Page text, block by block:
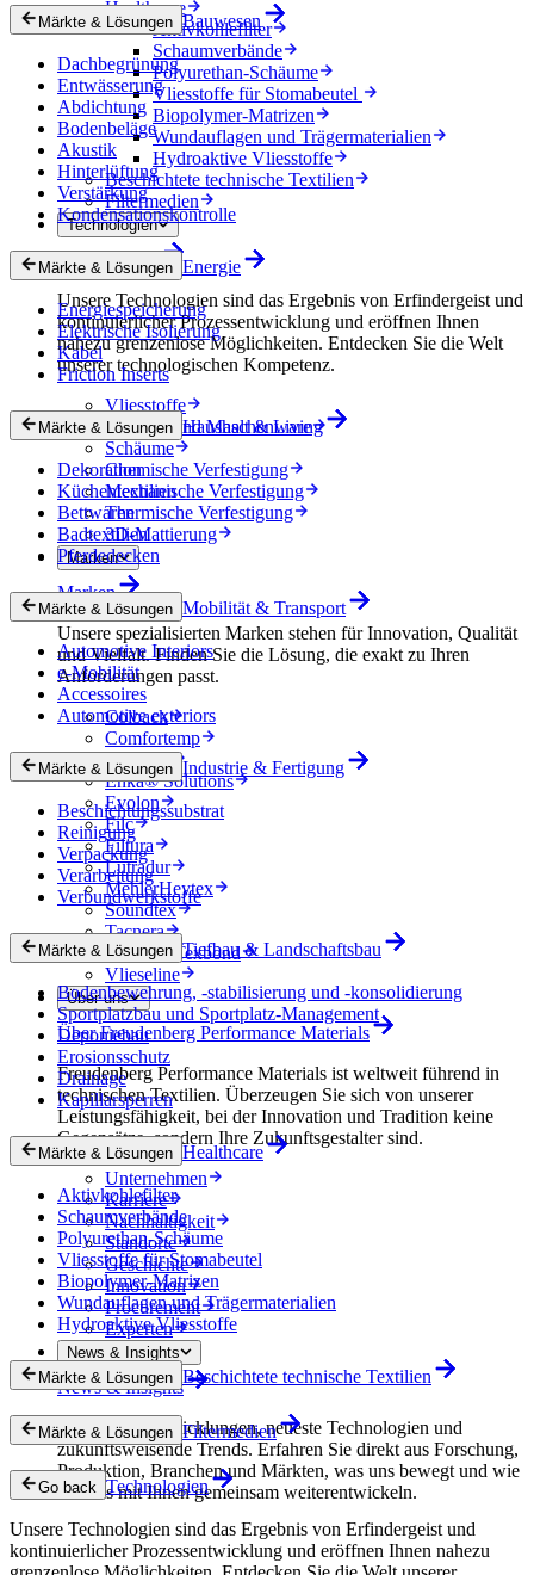
Healthcare
Aktivkohlefilter
Schaumverbände
Polyurethan-Schäume
Vliesstoffe für Stomabeutel
Biopolymer-Matrizen
Wundauflagen und Trägermaterialien
Hydroaktive Vliesstoffe
Beschichtete technische Textilien
Filtermedien
Technologien
Technologien
Unsere Technologien sind das Ergebnis von Erfindergeist und
kontinuierlicher Prozessentwicklung und eröffnen Ihnen
nahezu grenzenlose Möglichkeiten. Entdecken Sie die Welt
unserer technologischen Kompetenz.
Vliesstoffe
Gewebe und Maschenware
Schäume
Chemische Verfestigung
Mechanische Verfestigung
Thermische Verfestigung
3D-Mattierung
Marken
Marken
Unsere spezialisierten Marken stehen für Innovation, Qualität
und Vielfalt. Finden Sie die Lösung, die exakt zu Ihren
Anforderungen passt.
Colback
Comfortemp
Dripstop
Enka® Solutions
Evolon
Filc
Filtura
Lutradur
MehlerHeytex
Soundtex
Tacnera
Terbond-Texbond
Vlieseline
Über uns
Über Freudenberg Performance Materials
Freudenberg Performance Materials ist weltweit führend in
technischen Textilien. Überzeugen Sie sich von unserer
Leistungsfähigkeit, bei der Innovation und Tradition keine
Gegensätze, sondern Ihre Zukunftsgestalter sind.
Unternehmen
Karriere
Nachhaltigkeit
Standorte
Geschichte
Innovation
Procurement
Experten
News & Insights
News & Insights
Innovative Entwicklungen, neueste Technologien und
zukunftsweisende Trends. Erfahren Sie direkt aus Forschung,
Produktion, Branchen und Märkten, was uns bewegt und wie
wir uns mit Ihnen gemeinsam weiterentwickeln.
Märkte & Lösungen Bauwesen
Dachbegrünung
Entwässerung
Abdichtung
Bodenbeläge
Akustik
Hinterlüftung
Verstärkung
Kondensationskontrolle
Märkte & Lösungen Energie
Energiespeicherung
Elektrische Isolierung
Kabel
Friction Inserts
Märkte & Lösungen Haushalt & Living
Dekoration
Küchentextilien
Bettwaren
Badtextilien
Pferdedecken
Märkte & Lösungen Mobilität & Transport
Automotive Interiors
e-Mobilität
Accessoires
Automotive exteriors
Märkte & Lösungen Industrie & Fertigung
Beschichtungssubstrat
Reinigung
Verpackung
Verarbeitung
Verbundwerkstoffe
Märkte & Lösungen Tiefbau & Landschaftsbau
Bodenbewehrung, -stabilisierung und -konsolidierung
Sportplatzbau und Sportplatz-Management
Deponiebau
Erosionsschutz
Drainage
Kapillarsperren
Märkte & Lösungen Healthcare
Aktivkohlefilter
Schaumverbände
Polyurethan-Schäume
Vliesstoffe für Stomabeutel
Biopolymer-Matrizen
Wundauflagen und Trägermaterialien
Hydroaktive Vliesstoffe
Märkte & Lösungen Beschichtete technische Textilien
Märkte & Lösungen Filtermedien
Go back Technologien
Unsere Technologien sind das Ergebnis von Erfindergeist und
kontinuierlicher Prozessentwicklung und eröffnen Ihnen nahezu